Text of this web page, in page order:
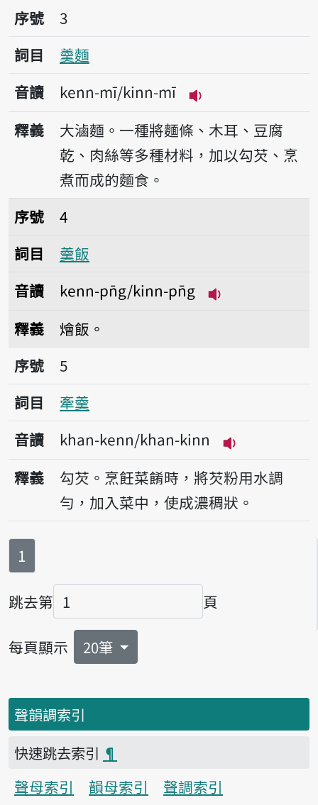
序號3羹麵
序號
3
詞目
羹麵
音讀
kenn-mī/kinn-mī
播放音讀kenn-
釋義
大滷麵。一種將麵條、木耳、豆腐
乾、肉絲等多種材料，加以勾芡、烹
煮而成的麵食。
序號4羹飯
序號
4
詞目
羹飯
音讀
kenn-pn̄g/kinn-pn̄g
釋義
燴飯。
序號5牽羹
序號
5
詞目
牽羹
音讀
khan-kenn/khan-kinn
播放音讀
釋義
勾芡。烹飪菜餚時，將芡粉用水調
勻，加入菜中，使成濃稠狀。
第
1
跳去第
頁碼
頁
每頁顯示 20筆
聲韻調索引
快速跳去索引 ¶
聲母索引
韻母索引 聲調索引